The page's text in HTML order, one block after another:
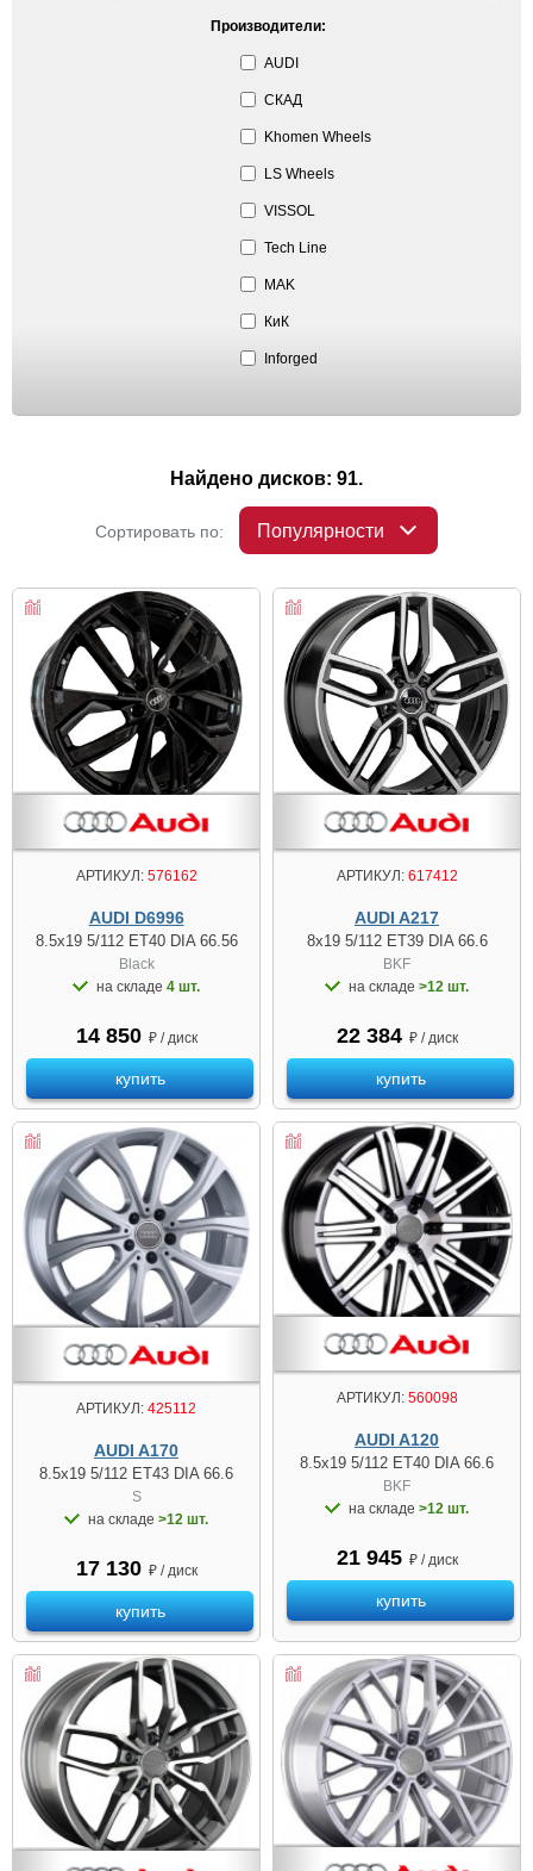
Производители:
AUDI
СКАД
Khomen Wheels
LS Wheels
VISSOL
Tech Line
MAK
КиК
Inforged
Найдено дисков: 91.
Сортировать по: Популярности
АРТИКУЛ:576162
AUDI D6996
8.5x19 5/112 ET40 DIA 66.56
Black
на складе 4 шт.
14 850 ₽ / диск
купить
АРТИКУЛ:617412
AUDI A217
8x19 5/112 ET39 DIA 66.6
BKF
на складе >12 шт.
22 384 ₽ / диск
купить
АРТИКУЛ: 425112
AUDI A170
8.5x19 5/112 ET43 DIA 66.6
S
на складе >12 шт.
17 130 ₽ / диск
купить
АРТИКУЛ:560098
AUDI A120
8.5x19 5/112 ET40 DIA 66.6
BKF
на складе >12 шт.
21 945 ₽ / диск
купить